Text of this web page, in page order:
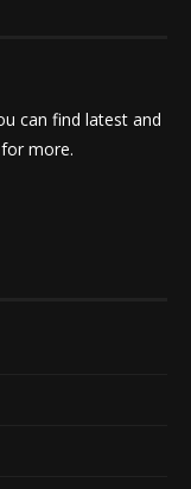
can find latest and
more.